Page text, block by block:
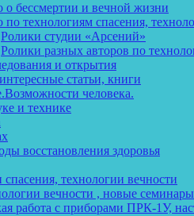
о бессмертии и вечной жизни
по технологиям спасения,
Ролики студии «Арсений»
Ролики разных авторов по
и открытия
статьи, книги
человека.
и технике
восстановления здоровья
технологии вечности
вечности , новые
работа с приборами ПРК-1У,